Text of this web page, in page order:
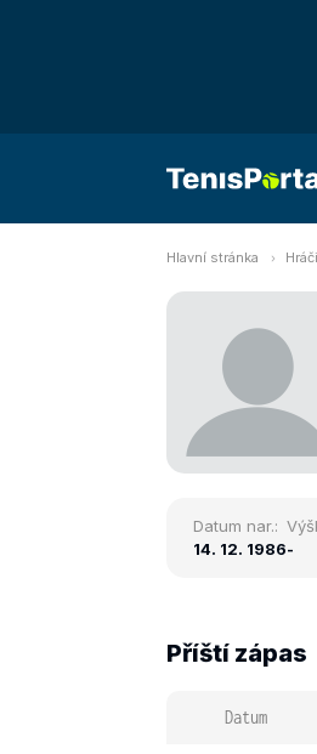
Hlavní stránka Hráči
Datum nar.:
14. 12. 1986-
Příští zápas
Datum